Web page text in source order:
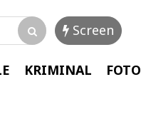
Screen
KRIMINAL FOTO